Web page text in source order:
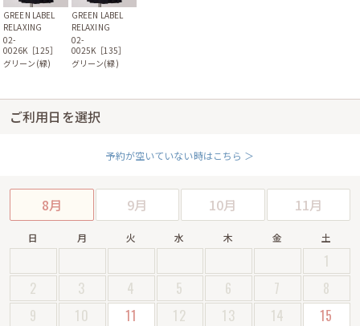
GREEN LABEL
RELAXING
02-
0026K［125］
グリーン(緑)
GREEN LABEL
RELAXING
02-
0025K［135］
グリーン(緑)
ご利用日を選択
予約が空いていない時はこちら ＞
8月 9月 10月 11月
日 月 火 水 木 金 土
1
2
3 4 5 6 7
8
9
10 11 12 13 14
15